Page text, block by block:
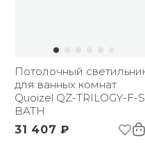
Потолочный
для ванных комнат
Quoizel QZ-TRILOGY-F-
BATH
31 407 ₽